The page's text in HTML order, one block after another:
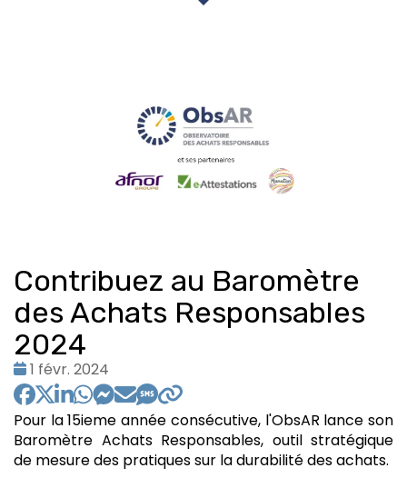
Contribuez au Baromètre
des Achats Responsables
2024
Date
:
1 févr. 2024
Pour la 15ieme année consécutive, l'ObsAR lance son
Baromètre Achats Responsables, outil stratégique
de mesure des pratiques sur la durabilité des achats.